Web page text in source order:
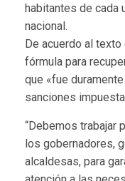
habitantes de cada
nacional.
De acuerdo al
fórmula para
que «fue
sanciones
“Debemos trabajar
los gobernadores,
alcaldesas, para